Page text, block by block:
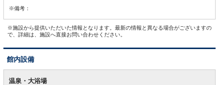
※備考：
※施設から提供いただいた情報となります。最新の情報と異なる場合がございますの
で、詳細は、施設へ直接お問い合わせください。
館内設備
内温泉・大浴場